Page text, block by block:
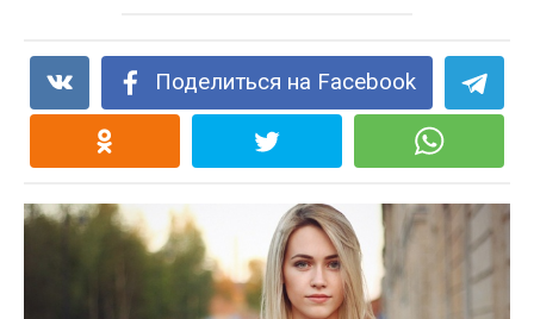
Поделиться на Facebook